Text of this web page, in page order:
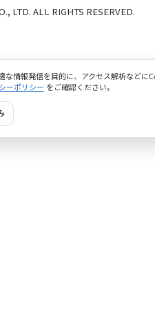
LTD. ALL RIGHTS RESERVED.
な情報発信を目的に、アクセス解析などに
ーポリシー をご確認ください。